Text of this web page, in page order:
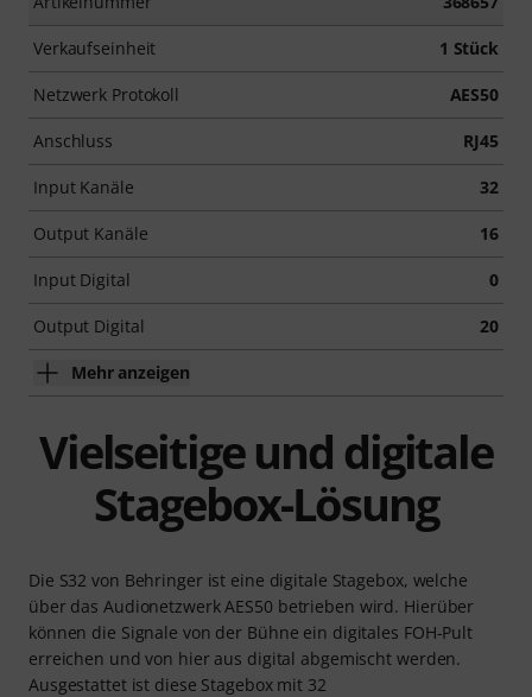
Verkaufseinheit 1 Stück
Netzwerk Protokoll AES50
Anschluss RJ45
Input Kanäle 32
Output Kanäle 16
Input Digital 0
Output Digital 20
Mehr anzeigen
Vielseitige und digitale
Stagebox-Lösung
Die S32 von Behringer ist eine digitale Stagebox, welche
über das Audionetzwerk AES50 betrieben wird. Hierüber
können die Signale von der Bühne ein digitales FOH-Pult
erreichen und von hier aus digital abgemischt werden.
Ausgestattet ist diese Stagebox mit 32